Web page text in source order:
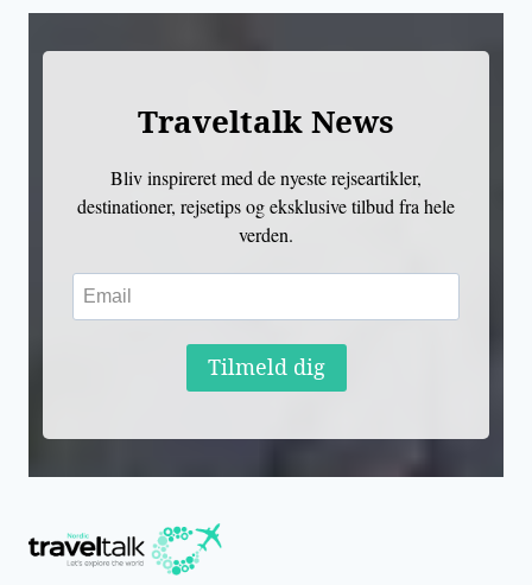
Traveltalk News
Bliv inspireret med de nyeste rejseartikler,
destinationer, rejsetips og eksklusive tilbud fra hele
verden.
Tilmeld dig